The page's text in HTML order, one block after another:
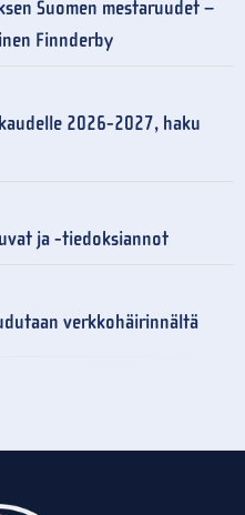
Suomen mestaruudet –
Finnderby
2026-2027, haku
ja -tiedoksiannot
verkkohäirinnältä